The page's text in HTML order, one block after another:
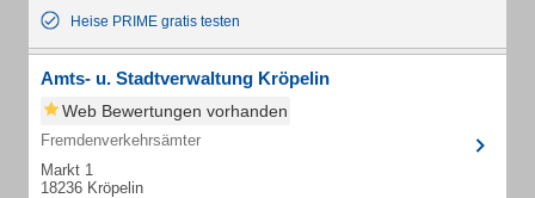
Heise PRIME gratis testen
Amts- u. Stadtverwaltung Kröpelin
Web Bewertungen vorhanden
Fremdenverkehrsämter
Markt 1
18236 Kröpelin